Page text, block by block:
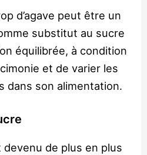
d’agave peut être un
substitut au sucre
équilibrée, à condition
et de varier les
dans son alimentation.
devenu de plus en plus